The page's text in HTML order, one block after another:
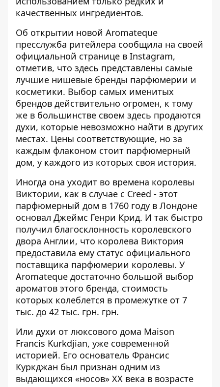
качественных ингредиентов.
Об открытии новой Aromateque
пресслужба ритейлера сообщила на своей
официальной странице в Instagram,
отметив, что здесь представлены самые
лучшие нишевые бренды парфюмерии и
косметики. Выбор самых именитых
брендов действительно огромен, к тому
же в большинстве своем здесь продаются
духи, которые невозможно найти в других
местах. Цены соответствующие, но за
каждым флаконом стоит парфюмерный
дом, у каждого из которых своя история.
Иногда она уходит во времена королевы
Виктории, как в случае с Creed - этот
парфюмерный дом в 1760 году в Лондоне
основал Джеймс Генри Крид. И так быстро
получил благосклонность королевского
двора Англии, что королева Виктория
предоставила ему статус официального
поставщика парфюмерии королевы. У
Aromateque достаточно большой выбор
ароматов этого бренда, стоимость
которых колеблется в промежутке от 7
тыс. до 42 тыс. грн. грн.
Или духи от люксового дома Maison
Francis Kurkdjian, уже современной
историей. Его основатель Франсис
Куркджан был признан одним из
выдающихся «носов» ХХ века в возрасте